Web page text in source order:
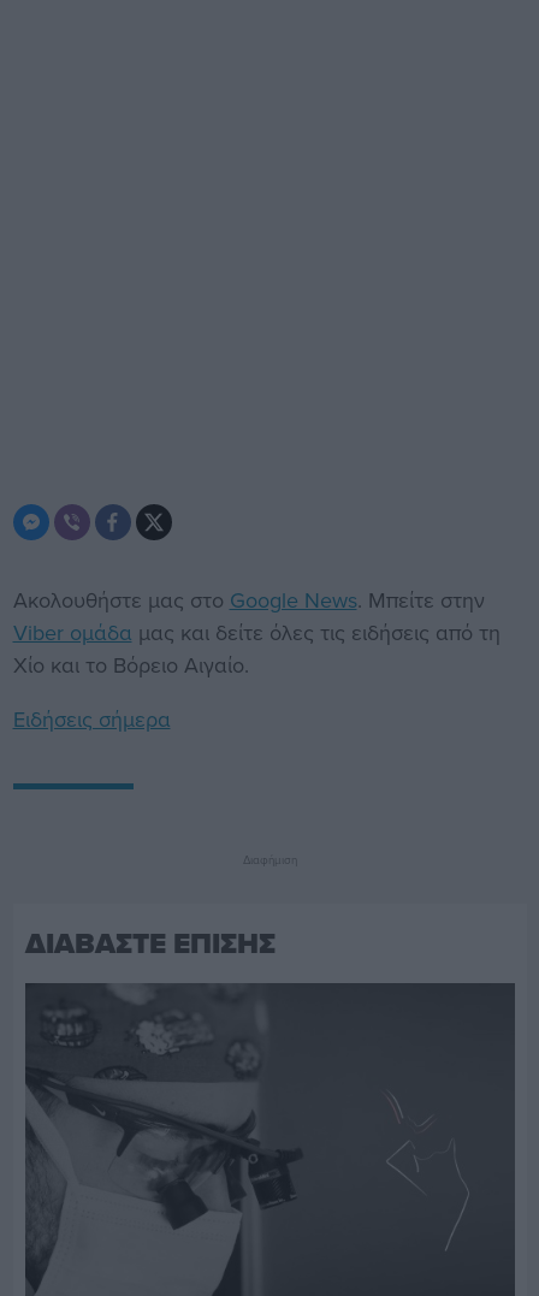
Ακολουθήστε μας στο Google News. Μπείτε στην
Viber ομάδα μας και δείτε όλες τις ειδήσεις από τη
Χίο και το Βόρειο Αιγαίο.
Ειδήσεις σήμερα
Διαφήμιση
ΔΙΑΒΑΣΤΕ ΕΠΙΣΗΣ